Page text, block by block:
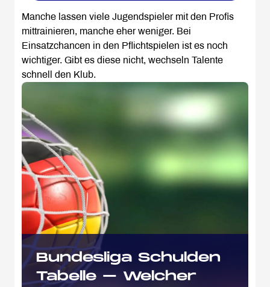
Manche lassen viele Jugendspieler mit den Profis
mittrainieren, manche eher weniger. Bei
Einsatzchancen in den Pflichtspielen ist es noch
wichtiger. Gibt es diese nicht, wechseln Talente
schnell den Klub.
Bundesliga Schulden
Tabelle – Welcher